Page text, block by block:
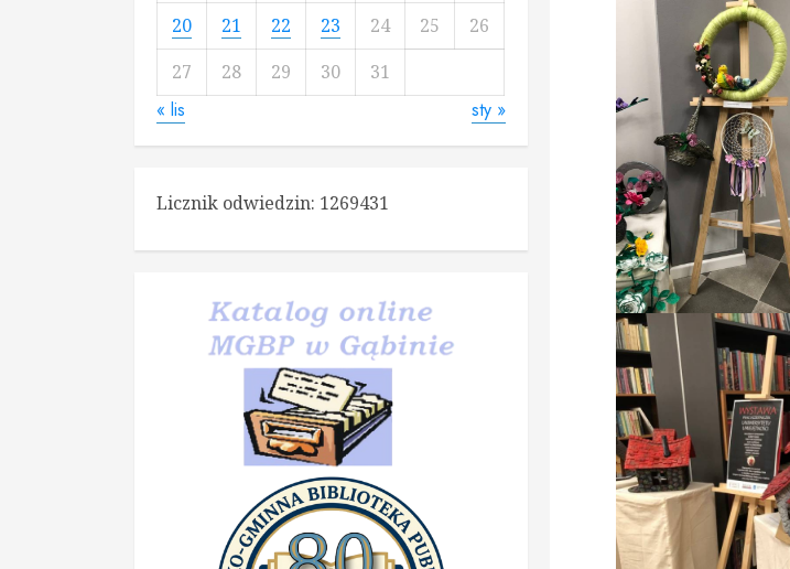
20
21 22 23 24 25
26
27
28 29 30 31
« lis sty »
Licznik odwiedzin: 1269431